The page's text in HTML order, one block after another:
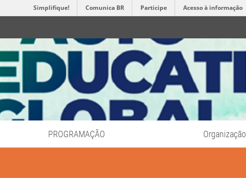
Simplifique! Comunica BR Participe Acesso à informação
PROGRAMAÇÃO Organização